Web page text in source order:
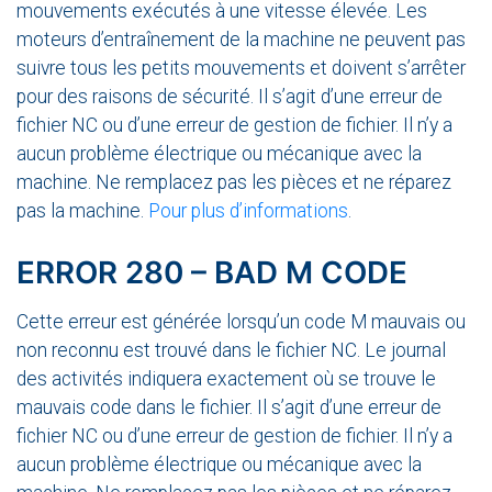
mouvements exécutés à une vitesse élevée. Les
moteurs d’entraînement de la machine ne peuvent pas
suivre tous les petits mouvements et doivent s’arrêter
pour des raisons de sécurité. Il s’agit d’une erreur de
fichier NC ou d’une erreur de gestion de fichier. Il n’y a
aucun problème électrique ou mécanique avec la
machine. Ne remplacez pas les pièces et ne réparez
pas la machine. Pour plus d’informations
ERROR 280 – BAD M CODE
Cette erreur est générée lorsqu’un code M mauvais ou
non reconnu est trouvé dans le fichier NC. Le journal
des activités indiquera exactement où se trouve le
mauvais code dans le fichier. Il s’agit d’une erreur de
fichier NC ou d’une erreur de gestion de fichier. Il n’y a
aucun problème électrique ou mécanique avec la